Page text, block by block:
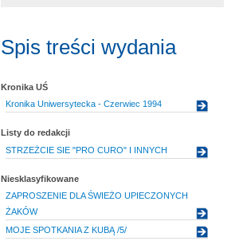
Spis treści wydania
Kronika UŚ
Kronika Uniwersytecka - Czerwiec 1994
Listy do redakcji
STRZEŻCIE SIE "PRO CURO" I INNYCH
Niesklasyfikowane
ZAPROSZENIE DLA ŚWIEŻO UPIECZONYCH
ŻAKÓW
MOJE SPOTKANIA Z KUBĄ /5/